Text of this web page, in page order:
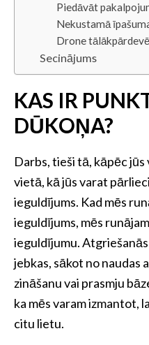
Piedāvāt
Nekustamā
Drone
Secinājums
KAS IR
DŪKOŅA?
Darbs, tieši tā, kāpēc
vietā, kā jūs varat
ieguldījums. Kad mēs
ieguldījums, mēs
ieguldījumu.
jebkas, sākot no naudas
zināšanu vai prasmju
ka mēs varam izmantot,
citu lietu.